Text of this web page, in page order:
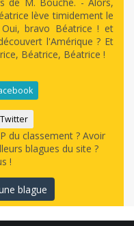
de M. Bouche. - Alors,
lève timidement le
bravo Béatrice ! et
l'Amérique ? Et
Béatrice, Béatrice !
Twitter
du classement ? Avoir
blagues du site ?
!
blague